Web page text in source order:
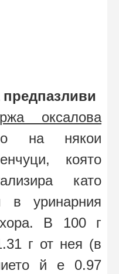
оксалова
на някои
която
като
в уринарния
В 100 г
г от нея (в
й е 0.97